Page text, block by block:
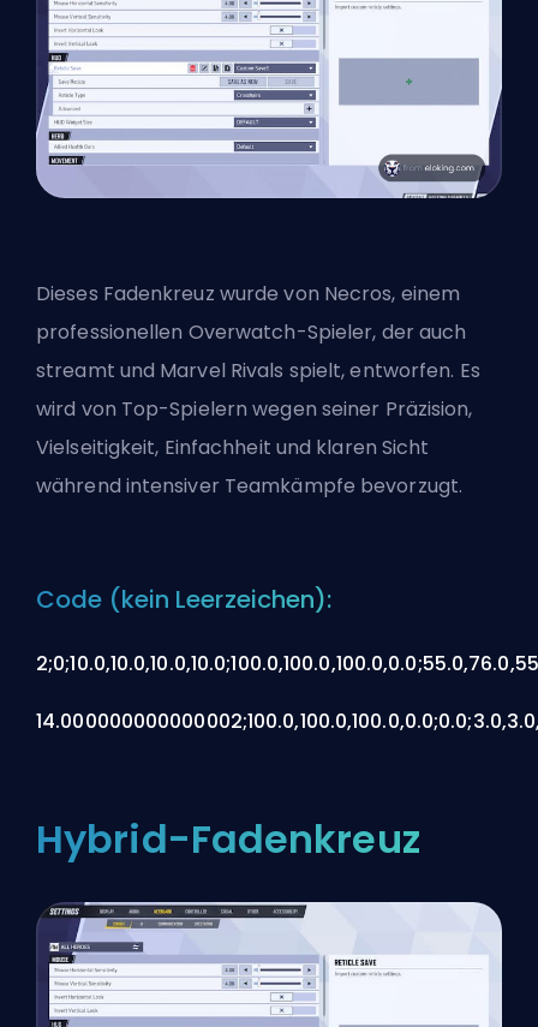
Dieses Fadenkreuz wurde von Necros, einem
professionellen Overwatch-Spieler, der auch
streamt und Marvel Rivals spielt, entworfen. Es
wird von Top-Spielern wegen seiner Präzision,
Vielseitigkeit, Einfachheit und klaren Sicht
während intensiver Teamkämpfe bevorzugt.
Code (kein Leerzeichen):
Hybrid-Fadenkreuz